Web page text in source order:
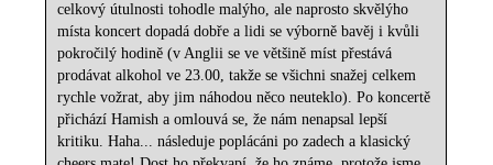
celkový útulnosti tohodle malýho, ale naprosto skvělýho
místa koncert dopadá dobře a lidi se výborně bavěj i kvůli
pokročilý hodině (v Anglii se ve většině míst přestává
prodávat alkohol ve 23.00, takže se všichni snažej celkem
rychle vožrat, aby jim náhodou něco neuteklo). Po koncertě
přichází Hamish a omlouvá se, že nám nenapsal lepší
kritiku. Haha... následuje poplácáni po zadech a klasický